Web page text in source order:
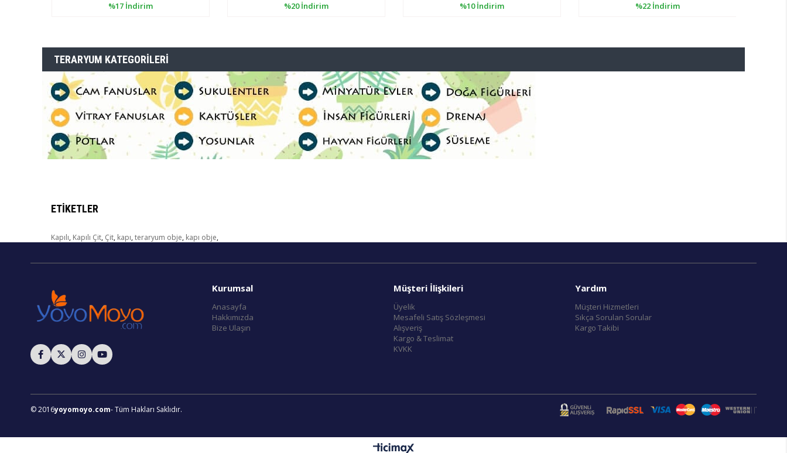
%17 İndirim %20 İndirim %10 İndirim %22 İndirim
TERARYUM KATEGORILERI
ETIKETLER
Kapılı, Kapılı Çit, Çit, kapı,teraryum obje, kapı obje,
Kurumsal
Anasayfa
Hakkımızda
Bize Ulaşın
Müşteri İlişkileri
Üyelik
Mesafeli Satış Sözleşmesi
Alışveriş
Kargo & Teslimat
KVKK
Yardım
Müşteri Hizmetleri
Sıkça Sorulan Sorular
Kargo Takibi
© 2016yoyomoyo.com- Tüm Hakları Saklıdır.